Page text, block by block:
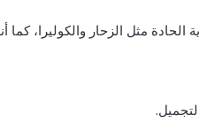
مثل الزحار والكوليرا، كما